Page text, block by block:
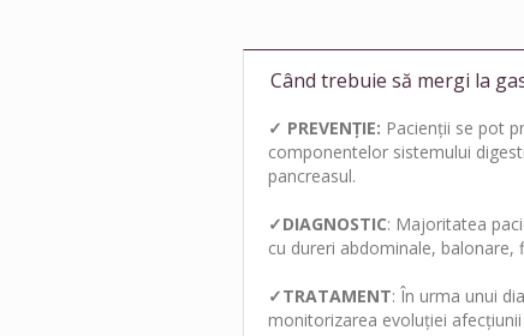
Când trebuie să mergi la
✓ PREVENȚIE: Pacienții se pot
componentelor sistemului
pancreasul.
✓DIAGNOSTIC: Majoritatea
cu dureri abdominale,
✓TRATAMENT: În urma unui
monitorizarea evoluției